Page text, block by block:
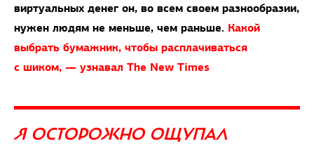
виртуальных денег он, во всем своем разнообразии,
нужен людям не меньше, чем раньше. Какой
выбрать бумажник, чтобы расплачиваться
с шиком, — узнавал The New Times
Я ОСТОРОЖНО ОЩУПАЛ